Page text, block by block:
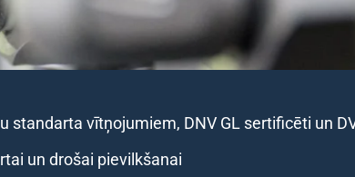
standarta vītņojumiem, DNV GL sertificēti un
un drošai pievilkšanai